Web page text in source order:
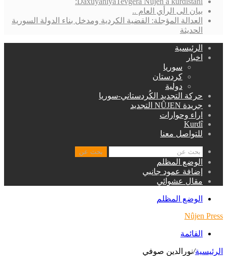
بيان الى الرأي العام ..
العدالة المؤجلة: القضية الكردية ومدخل بناء الدولة السورية
الحديثة
الرئيسية
اخبار
سوريا
كردستان
دولية
حركة التجديد الكُردستاني-سوريا
جريدة NÛJEN التجديد
اراء وحوارات
Kurdî
للتواصل معنا
بحث عن
الوضع المظلم
إضافة عمود جانبي
مقال عشوائي
الوضع المظلم
Nûjen Press
القائمة
الرئيسية/نورالدين صوفي